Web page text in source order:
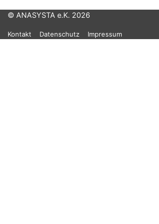
© ANASYSTA e.K. 2026
Kontakt Datenschutz Impressum